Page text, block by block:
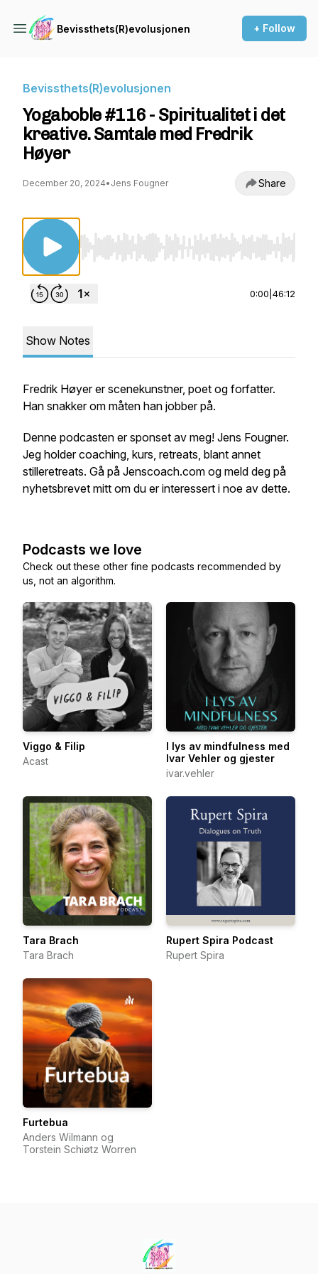
Bevissthets(R)evolusjonen + Follow
Bevissthets(R)evolusjonen
Yogaboble #116 - Spiritualitet i det
kreative. Samtale med Fredrik
Høyer
December 20, 2024• Jens Fougner Share
Use Left/Right to seek, Home/End to jump
0:00 46:12
Show Notes
Fredrik Høyer er scenekunstner, poet og forfatter.
Han snakker om måten han jobber på.
Denne podcasten er sponset av meg! Jens Fougner.
Jeg holder coaching, kurs, retreats, blant annet
stilleretreats. Gå på Jenscoach.com og meld deg på
nyhetsbrevet mitt om du er interessert i noe av dette.
Podcasts we love
Check out these other fine podcasts recommended by
us, not an algorithm.
Viggo & Filip
Acast
I lys av mindfulness med
Ivar Vehler og gjester
ivar.vehler
Tara Brach
Tara Brach
Rupert Spira Podcast
Rupert Spira
Furtebua
Anders Wilmann og
Torstein Schiøtz Worren